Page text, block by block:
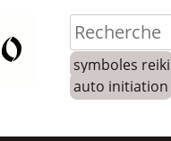
symboles reiki
auto initiation